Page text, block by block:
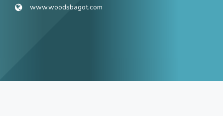
www.woodsbagot.com